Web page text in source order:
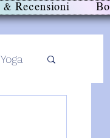
& Recensioni